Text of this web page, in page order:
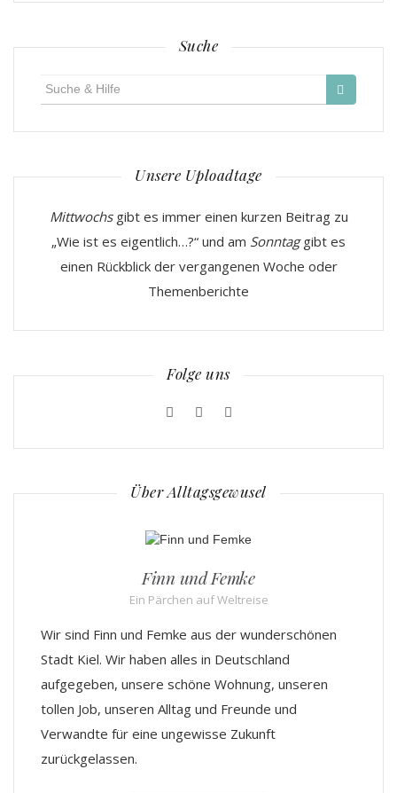
Suche
Unsere Uploadtage
Mittwochsgibt es immer einen kurzen Beitrag zu
„Wie ist es eigentlich…?“ und am Sonntaggibt es
einen Rückblick der vergangenen Woche oder
Themenberichte
Folge uns
Über Alltagsgewusel
Finn und Femke
Ein Pärchen auf Weltreise
Wir sind Finn und Femke aus der wunderschönen
Stadt Kiel. Wir haben alles in Deutschland
aufgegeben, unsere schöne Wohnung, unseren
tollen Job, unseren Alltag und Freunde und
Verwandte für eine ungewisse Zukunft
zurückgelassen.